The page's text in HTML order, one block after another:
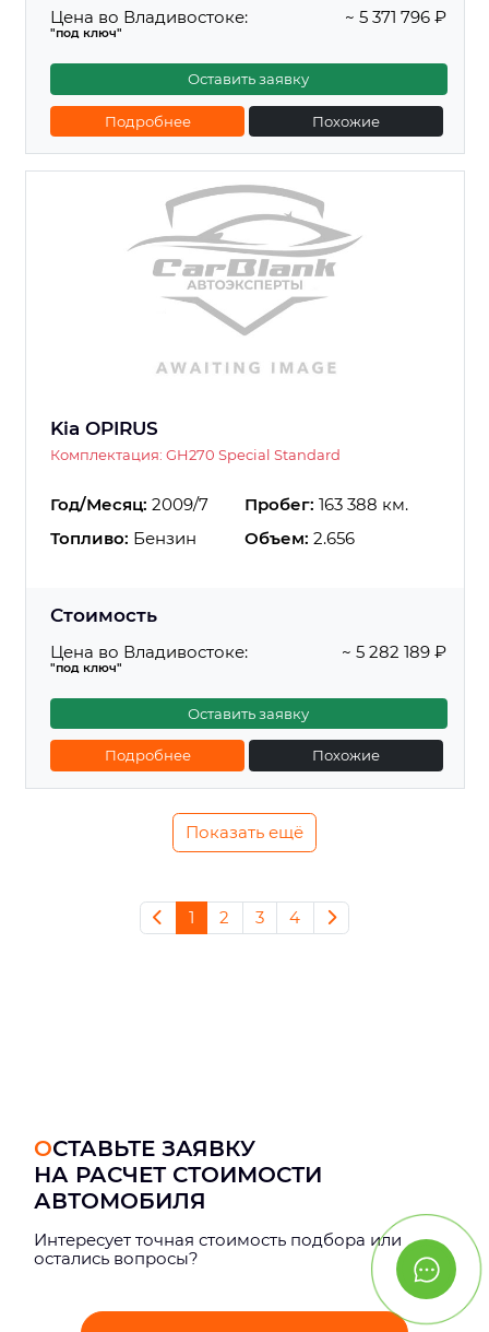
Цена во Владивостоке:
"под ключ"
~ 5 371 796 ₽
Оставить заявку
Подробнее Похожие
Kia OPIRUS
Комплектация: GH270 Special Standard
Год/Месяц: 2009/7 Пробег: 163 388 км.
Топливо: Бензин Объем: 2.656
Стоимость
Цена во Владивостоке:
"под ключ"
~ 5 282 189 ₽
Оставить заявку
Подробнее Похожие
Показать ещё
1 2 3 4
ОСТАВЬТЕ ЗАЯВКУ
НА РАСЧЕТ СТОИМОСТИ
АВТОМОБИЛЯ
Интерeсует точная стоимость подбора или
остались вопросы?